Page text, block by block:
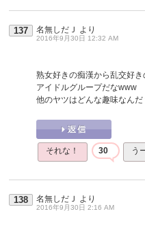
137 名無しだＪ より
2016年9月30日 12:32 AM
熟女好きの痴漢から乱交好
アイドルグループだなwww
他のヤツはどんな趣味なんだ
それな！ 30 う
138 名無しだＪ より
2016年9月30日 2:16 AM